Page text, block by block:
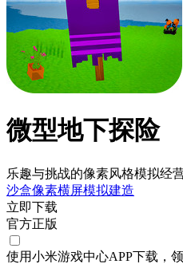
微型地下探险
乐趣与挑战的像素风格模拟经
沙盒像素横屏模拟建造
立即下载
官方正版
使用小米游戏中心APP下载 ，